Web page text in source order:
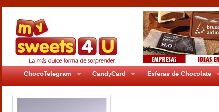
ChocoTelegram CandyCard Esferas de Chocolate